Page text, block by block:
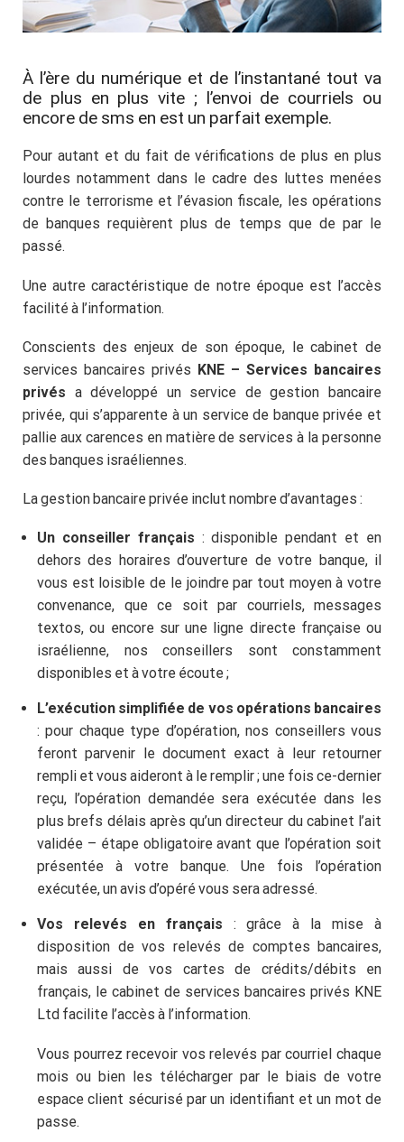
À l’ère du numérique et de l’instantané tout va
de plus en plus vite ; l’envoi de courriels ou
encore de sms en est un parfait exemple.
Pour autant et du fait de vérifications de plus en plus
lourdes notamment dans le cadre des luttes menées
contre le terrorisme et l’évasion fiscale, les opérations
de banques requièrent plus de temps que de par le
passé.
Une autre caractéristique de notre époque est l’accès
facilité à l’information.
Conscients des enjeux de son époque, le cabinet de
services bancaires privés KNE – Services bancaires
privés a développé un service de gestion bancaire
privée, qui s’apparente à un service de banque privée et
pallie aux carences en matière de services à la personne
des banques israéliennes.
La gestion bancaire privée inclut nombre d’avantages :
Un conseiller français : disponible pendant et en
dehors des horaires d’ouverture de votre banque, il
vous est loisible de le joindre par tout moyen à votre
convenance, que ce soit par courriels, messages
textos, ou encore sur une ligne directe française ou
israélienne, nos conseillers sont constamment
disponibles et à votre écoute ;
L’exécution simplifiée de vos opérations bancaires
: pour chaque type d’opération, nos conseillers vous
feront parvenir le document exact à leur retourner
rempli et vous aideront à le remplir ; une fois ce-dernier
reçu, l’opération demandée sera exécutée dans les
plus brefs délais après qu’un directeur du cabinet l’ait
validée – étape obligatoire avant que l’opération soit
présentée à votre banque. Une fois l’opération
exécutée, un avis d’opéré vous sera adressé.
Vos relevés en français : grâce à la mise à
disposition de vos relevés de comptes bancaires,
mais aussi de vos cartes de crédits/débits en
français, le cabinet de services bancaires privés KNE
Ltd facilite l’accès à l’information.
Vous pourrez recevoir vos relevés par courriel chaque
mois ou bien les télécharger par le biais de votre
espace client sécurisé par un identifiant et un mot de
passe.
N'attendez pas la dernière
minute !